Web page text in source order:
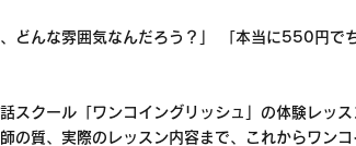
、どんな雰囲気なんだろう？」 「本当に550円
スクール「ワンコイングリッシュ」の体験レッ
の質、実際のレッスン内容まで、これからワン